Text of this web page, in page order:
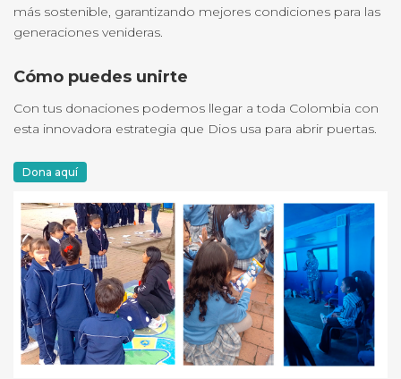
más sostenible, garantizando mejores condiciones para las
generaciones venideras.
Cómo puedes unirte
Con tus donaciones podemos llegar a toda Colombia con
esta innovadora estrategia que Dios usa para abrir puertas.
Dona aquí